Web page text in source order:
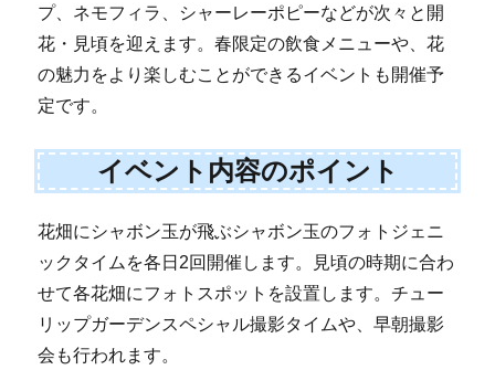
プ、ネモフィラ、シャーレーポピーなどが次々と開
花・見頃を迎えます。春限定の飲食メニューや、花
の魅力をより楽しむことができるイベントも開催予
定です。
イベント内容のポイント
花畑にシャボン玉が飛ぶシャボン玉のフォトジェニ
ックタイムを各日2回開催します。見頃の時期に合わ
せて各花畑にフォトスポットを設置します。チュー
リップガーデンスペシャル撮影タイムや、早朝撮影
会も行われます。